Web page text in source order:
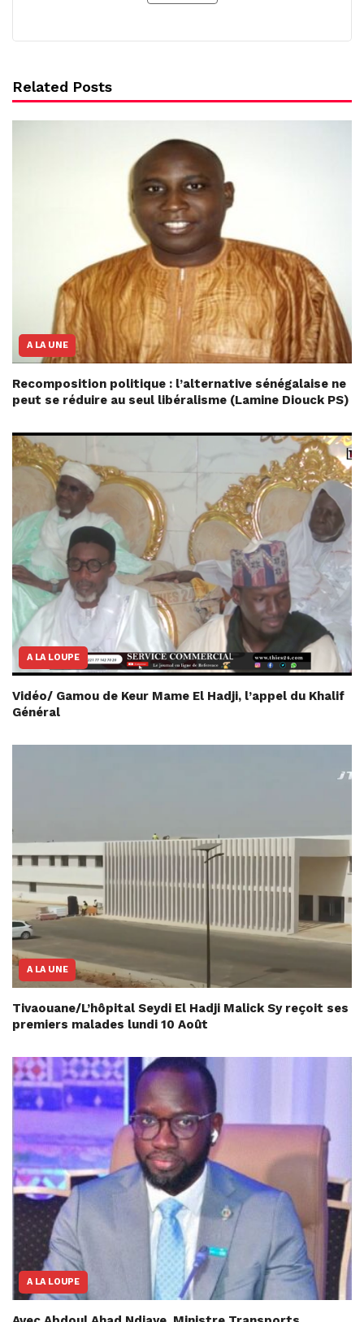
Related Posts
A LA UNE
Recomposition politique : l’alternative sénégalaise ne
peut se réduire au seul libéralisme (Lamine Diouck PS)
A LA LOUPE
Vidéo/ Gamou de Keur Mame El Hadji, l’appel du Khalif
Général
A LA UNE
Tivaouane/L’hôpital Seydi El Hadji Malick Sy reçoit ses
premiers malades lundi 10 Août
A LA LOUPE